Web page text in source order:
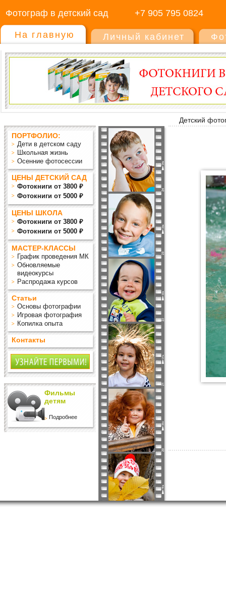
Фотограф в детский сад +7 905 795 0824
На главную Личный кабинет
Детский
ПОРТФОЛИО:
Дети в детском саду
Школьная жизнь
Осенние фотосессии
ЦЕНЫ ДЕТСКИЙ САД
Фотокниги от 3800 ₽
Фотокниги от 5000 ₽
ЦЕНЫ ШКОЛА
Фотокниги от 3800 ₽
Фотокниги от 5000 ₽
МАСТЕР-КЛАССЫ
График проведения МК
Обновляемые
видеокурсы
Распродажа курсов
Статьи
Основы фотографии
Игровая фотография
Копилка опыта
Контакты
Фильмы
детям
Подробнее